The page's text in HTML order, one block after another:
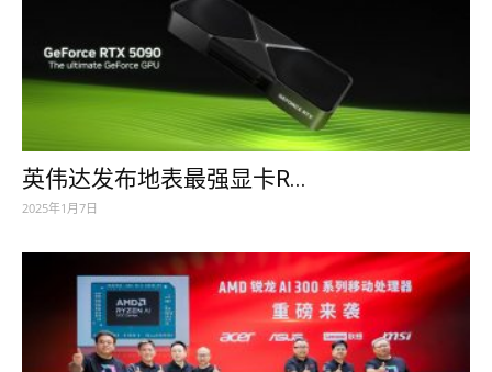
英伟达发布地表最强显卡R...
2025年1月7日